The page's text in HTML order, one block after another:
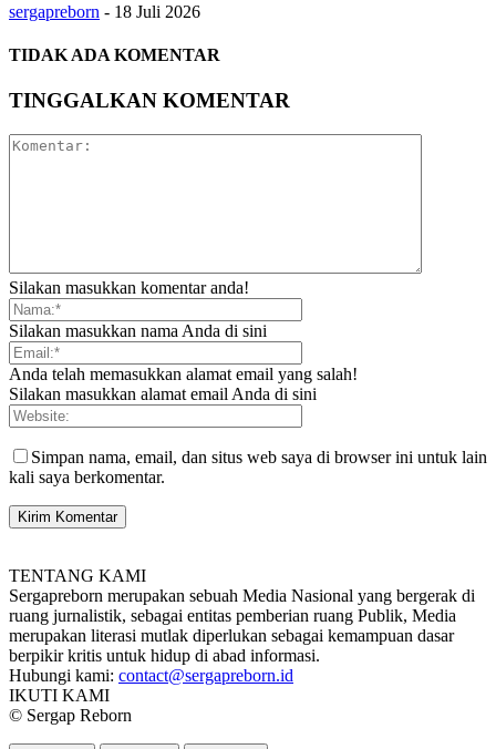
sergapreborn - 18 Juli 2026
TIDAK ADA KOMENTAR
TINGGALKAN KOMENTAR
Silakan masukkan komentar anda!
Silakan masukkan nama Anda di sini
Anda telah memasukkan alamat email yang salah!
Silakan masukkan alamat email Anda di sini
Simpan nama, email, dan situs web saya di browser ini untuk lain
kali saya berkomentar.
TENTANG KAMI
Sergapreborn merupakan sebuah Media Nasional yang bergerak di
ruang jurnalistik, sebagai entitas pemberian ruang Publik, Media
merupakan literasi mutlak diperlukan sebagai kemampuan dasar
berpikir kritis untuk hidup di abad informasi.
Hubungi kami: contact@sergapreborn.id
IKUTI KAMI
© Sergap Reborn